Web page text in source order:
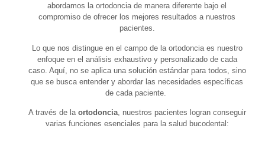
abordamos la ortodoncia de manera diferente bajo el
compromiso de ofrecer los mejores resultados a nuestros
pacientes.
Lo que nos distingue en el campo de la ortodoncia es nuestro
enfoque en el análisis exhaustivo y personalizado de cada
caso. Aquí, no se aplica una solución estándar para todos, sino
que se busca entender y abordar las necesidades específicas
de cada paciente.
A través de la ortodoncia, nuestros pacientes logran conseguir
varias funciones esenciales para la salud bucodental: